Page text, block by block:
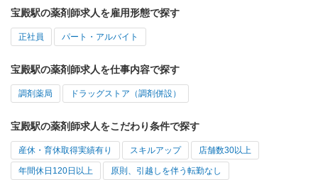
宝殿駅の薬剤師求人を雇用形態で探す
正社員 パート・アルバイト
宝殿駅の薬剤師求人を仕事内容で探す
調剤薬局 ドラッグストア（調剤併設）
宝殿駅の薬剤師求人をこだわり条件で探す
産休・育休取得実績有り スキルアップ 店舗数30以上
年間休日120日以上 原則、引越しを伴う転勤なし